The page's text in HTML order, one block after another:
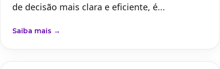
de decisão mais clara e eficiente, é...
Saiba mais →